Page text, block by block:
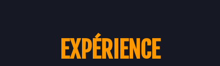
EXPÉRIENCE